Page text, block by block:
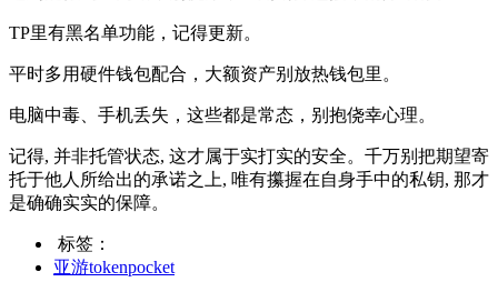
TP里有黑名单功能，记得更新。
平时多用硬件钱包配合，大额资产别放热钱包里。
电脑中毒、手机丢失，这些都是常态，别抱侥幸心理。
记得, 并非托管状态, 这才属于实打实的安全。千万别把期望寄
托于他人所给出的承诺之上, 唯有攥握在自身手中的私钥, 那才
是确确实实的保障。
标签：
亚游tokenpocket